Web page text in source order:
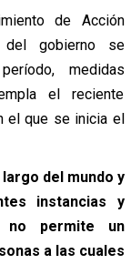
de Acción
gobierno se
medidas
el reciente
el que se inicia el
del mundo y
instancias y
no permite un
a las cuales